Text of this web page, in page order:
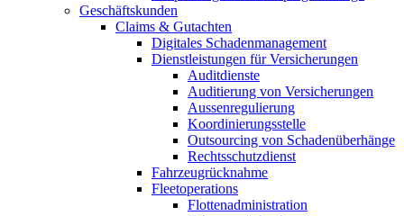
Geschäftskunden
Claims & Gutachten
Digitales Schadenmanagement
Dienstleistungen für Versicherungen
Auditdienste
Auditierung von Versicherungen
Aussenregulierung
Koordinierungsstelle
Outsourcing von Schadenüberhänge
Rechtsschutzdienst
Fahrzeugrücknahme
Fleetoperations
Flottenadministration